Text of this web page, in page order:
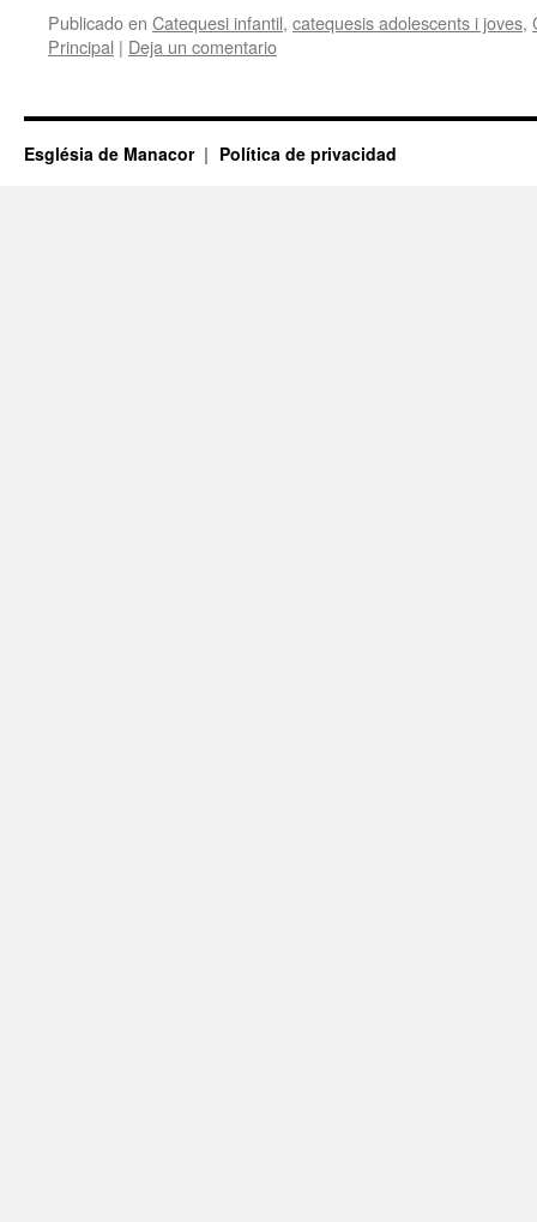
Publicado en Catequesi infantil, catequesis adolescents i joves,
Principal | Deja un comentario
Església de Manacor Política de privacidad